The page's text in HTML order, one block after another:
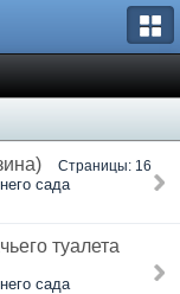
Страницы: 16
сада
туалета
сада